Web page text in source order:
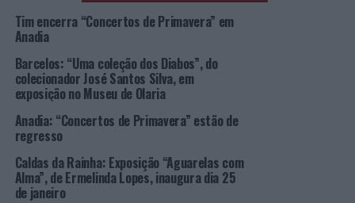
Internacional” desconstrói o genial e imortal pintor
“Guernica”, símbolo de piedade e terror. Neste âmbito,
estão patentes mais de setenta trabalhos de artistas de
trinta países, entre os quais a Bulgária, Brasil, Colômbia,
Costa Rica, Escócia, Egipto, Índia, Montenegro, Polónia,
Roménia, Sérvia, Suécia e Ucrânia, além de Portugal. Esta
exposição apresenta também um conjunto de livros
sobre a vida e obra de Picasso.
Tim encerra “Concertos de Primavera” em
Anadia
Barcelos: “Uma coleção dos Diabos”, do
colecionador José Santos Silva, em
exposição no Museu de Olaria
Anadia: “Concertos de Primavera” estão de
regresso
Caldas da Rainha: Exposição “Aguarelas com
Alma”, de Ermelinda Lopes, inaugura dia 25
de janeiro